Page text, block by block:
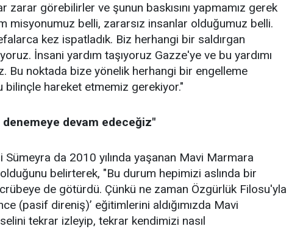
zarar görebilirler ve şunun baskısını yapmamız gerek
misyonumuz belli, zararsız insanlar olduğumuz belli.
kez ispatladık. Biz herhangi bir saldırgan
İnsani yardım taşıyoruz Gazze'ye ve bu yardımı
Bu noktada bize yönelik herhangi bir engelleme
bilinçle hareket etmemiz gerekiyor."
denemeye devam edeceğiz"
Sümeyra da 2010 yılında yaşanan Mavi Marmara
olduğunu belirterek, "Bu durum hepimizi aslında bir
de götürdü. Çünkü ne zaman Özgürlük Filosu'yla
(pasif direniş)’ eğitimlerini aldığımızda Mavi
tekrar izleyip, tekrar kendimizi nasıl